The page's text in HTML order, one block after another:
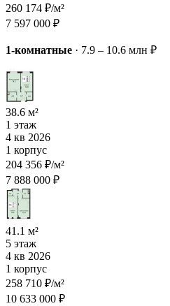
260 174 ₽/м²
7 597 000 ₽
1-комнатные · 7.9 – 10.6 млн ₽
38.6 м²
1 этаж
4 кв 2026
1 корпус
204 356 ₽/м²
7 888 000 ₽
41.1 м²
5 этаж
4 кв 2026
1 корпус
258 710 ₽/м²
10 633 000 ₽